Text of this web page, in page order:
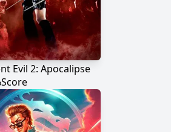
Evil 2: Apocalipse
Score